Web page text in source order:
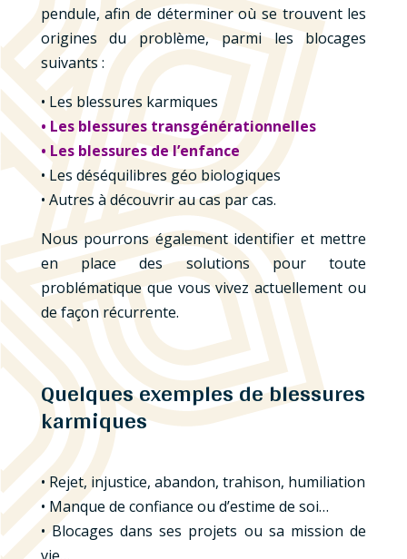
pendule, afin de déterminer où se trouvent les
origines du problème, parmi les blocages
suivants :
• Les blessures karmiques
• Les blessures transgénérationnelles
• Les blessures de l’enfance
• Les déséquilibres géo biologiques
• Autres à découvrir au cas par cas.
Nous pourrons également identifier et mettre
en place des solutions pour toute
problématique que vous vivez actuellement ou
de façon récurrente.
Quelques exemples de blessures
karmiques
• Rejet, injustice, abandon, trahison, humiliation
• Manque de confiance ou d’estime de soi…
• Blocages dans ses projets ou sa mission de
vie…